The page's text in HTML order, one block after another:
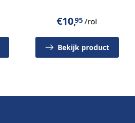
schuimen en
€10,95/rol
Bekijk product